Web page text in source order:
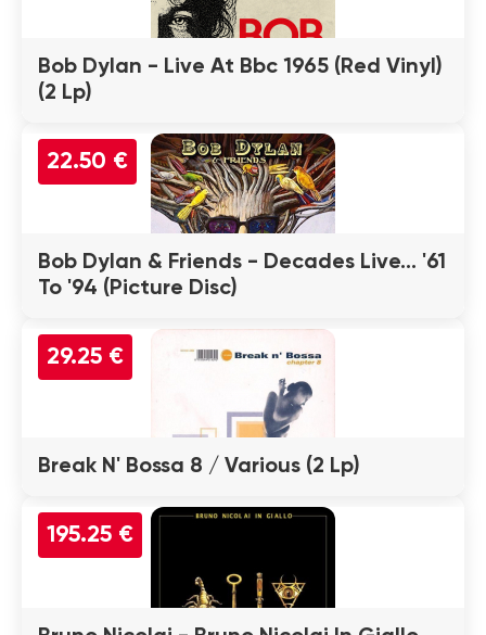
Bob Dylan - Live At Bbc 1965 (Red Vinyl)
(2 Lp)
22.50 €
Bob Dylan & Friends - Decades Live... '61
To '94 (Picture Disc)
29.25 €
Break N' Bossa 8 / Various (2 Lp)
195.25 €